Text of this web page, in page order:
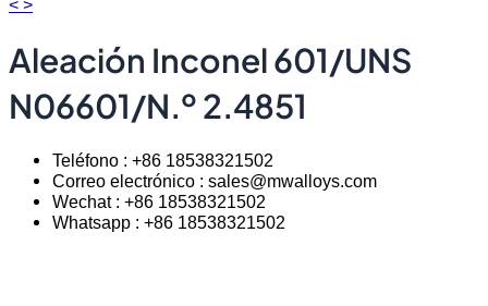
Aleación Inconel 601/UNS
N06601/N.º 2.4851
Teléfono : +86 18538321502
Correo electrónico : sales@mwalloys.com
Wechat : +86 18538321502
Whatsapp : +86 18538321502